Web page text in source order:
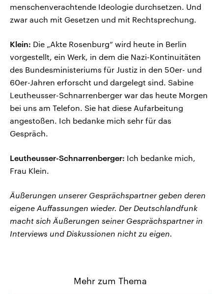
menschenverachtende Ideologie durchsetzen. Und
zwar auch mit Gesetzen und mit Rechtsprechung.
Klein: Die „Akte Rosenburg“ wird heute in Berlin
vorgestellt, ein Werk, in dem die Nazi-Kontinuitäten
des Bundesministeriums für Justiz in den 50er- und
60er-Jahren erforscht und dargelegt sind. Sabine
Leutheusser-Schnarrenberger war das heute Morgen
bei uns am Telefon. Sie hat diese Aufarbeitung
angestoßen. Ich bedanke mich sehr für das
Gespräch.
Leutheusser-Schnarrenberger: Ich bedanke mich,
Frau Klein.
Äußerungen unserer Gesprächspartner geben deren
eigene Auffassungen wieder. Der Deutschlandfunk
macht sich Äußerungen seiner Gesprächspartner in
Interviews und Diskussionen nicht zu eigen.
Mehr zum Thema